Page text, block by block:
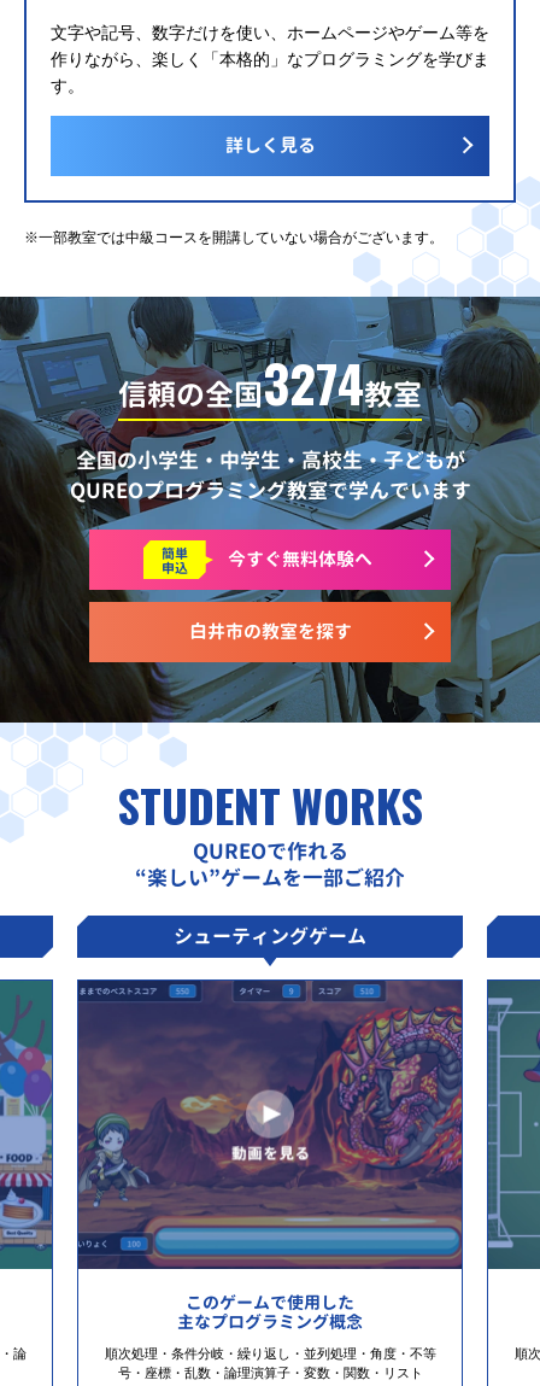
文字や記号、数字だけを使い、ホームページやゲーム等を
作りながら、楽しく「本格的」なプログラミングを学びま
す。
詳しく見る
※一部教室では中級コースを開講していない場合がございます。
信頼の全国3274教室
全国の小学生・中学生・高校生・子どもが
QUREOプログラミング教室で学んでいます
白井市の教室を探す
簡単
申込 今すぐ無料体験へ
STUDENT WORKS
QUREOで作れる
“楽しい”ゲームを一部ご紹介
論
シューティングゲーム
このゲームで使用した
主なプログラミング概念
順次処理・条件分岐・繰り返し・並列処理・角度・不等
号・座標・乱数・論理演算子・変数・関数・リスト
順